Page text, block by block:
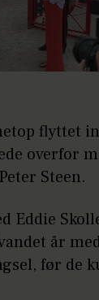
flyttet
overfor
Steen.
Eddie
år
før de